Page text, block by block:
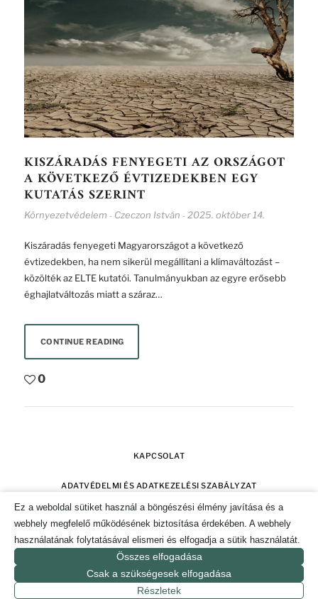
KISZÁRADÁS FENYEGETI AZ ORSZÁGOT
A KÖVETKEZŐ ÉVTIZEDEKBEN EGY
KUTATÁS SZERINT
Környezetvédelem - Czeczon István - 2025. október 14.
Kiszáradás fenyegeti Magyarországot a következő
évtizedekben, ha nem sikerül megállítani a klímaváltozást –
közölték az ELTE kutatói. Tanulmányukban az egyre erősebb
éghajlatváltozás miatt a száraz…
CONTINUE READING
0
KAPCSOLAT
ADATVÉDELMI ÉS ADATKEZELÉSI SZABÁLYZAT
IMPRESSZUM
SÜTI TÁJÉKOZTATÓ ÉS HOZZÁJÁRULÁS KEZELÉSE
© 2019-2026. CSAK POZITÍVAN MAGAZIN.
Ez a weboldal sütiket használ a böngészési élmény javítása és a
webhely megfelelő működésének biztosítása érdekében. A webhely
használatának folytatásával elismeri és elfogadja a sütik használatát.
Összes elfogadása
Csak a szükségesek elfogadása
Részletek